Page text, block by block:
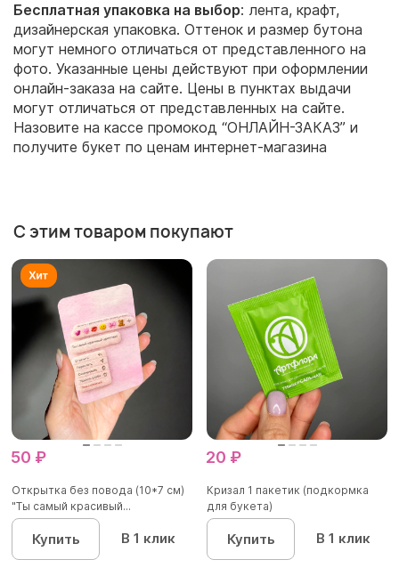
Бесплатная упаковка на выбор: лента, крафт,
дизайнерская упаковка. Оттенок и размер бутона
могут немного отличаться от представленного на
фото. Указанные цены действуют при оформлении
онлайн-заказа на сайте. Цены в пунктах выдачи
могут отличаться от представленных на сайте.
Назовите на кассе промокод “ОНЛАЙН-ЗАКАЗ” и
получите букет по ценам интернет-магазина
С этим товаром покупают
50 ₽
Открытка без повода (10*7 см)
"Ты самый красивый...
Купить В 1 клик
20 ₽
Кризал 1 пакетик (подкормка
для букета)
Купить В 1 клик